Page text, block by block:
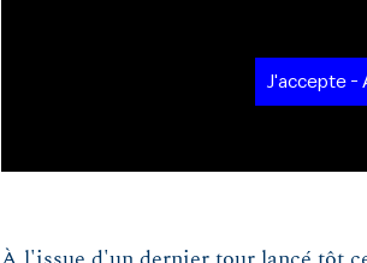
J'accepte -